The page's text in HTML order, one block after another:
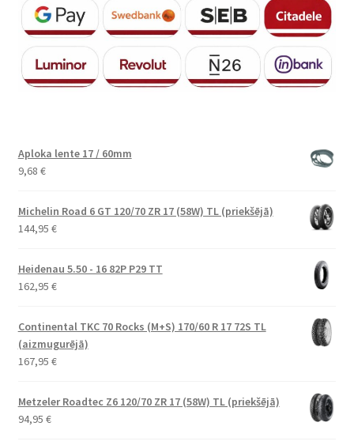
Aploka lente 17 / 60mm
9,68 €
Michelin Road 6 GT 120/70 ZR 17 (58W) TL (priekšējā)
144,95 €
Heidenau 5.50 - 16 82P P29 TT
162,95 €
Continental TKC 70 Rocks (M+S) 170/60 R 17 72S TL
(aizmugurējā)
167,95 €
Metzeler Roadtec Z6 120/70 ZR 17 (58W) TL (priekšējā)
94,95 €